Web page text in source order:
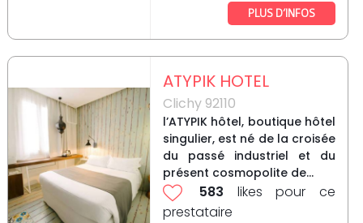
PLUS D’INFOS
ATYPIK HOTEL
Clichy 92110
l’ATYPIK hôtel, boutique hôtel
singulier, est né de la croisée
du passé industriel et du
présent cosmopolite de...
583 likes pour ce
prestataire